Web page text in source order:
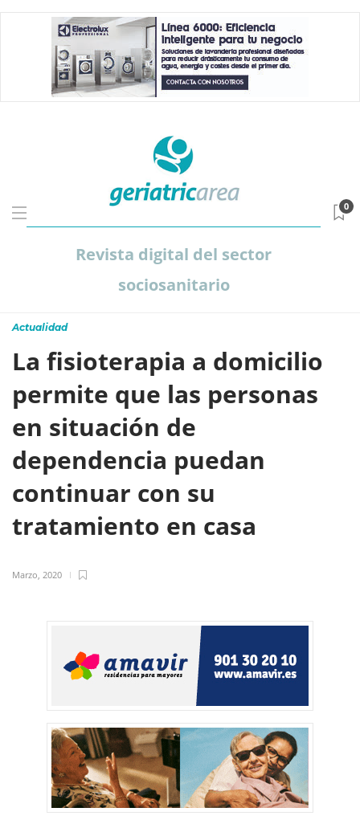
Revista digital del sector
sociosanitario
0
Actualidad
La fisioterapia a domicilio
permite que las personas
en situación de
dependencia puedan
continuar con su
tratamiento en casa
Marzo, 2020